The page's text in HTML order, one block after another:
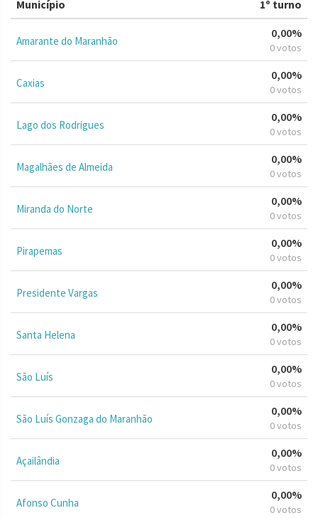
Município 1º turno
Amarante do Maranhão
0,00%
0 votos
Caxias
0,00%
0 votos
Lago dos Rodrigues
0,00%
0 votos
Magalhães de Almeida
0,00%
0 votos
Miranda do Norte
0,00%
0 votos
Pirapemas
0,00%
0 votos
Presidente Vargas
0,00%
0 votos
Santa Helena
0,00%
0 votos
São Luís
0,00%
0 votos
São Luís Gonzaga do Maranhão
0,00%
0 votos
Açailândia
0,00%
0 votos
Afonso Cunha
0,00%
0 votos